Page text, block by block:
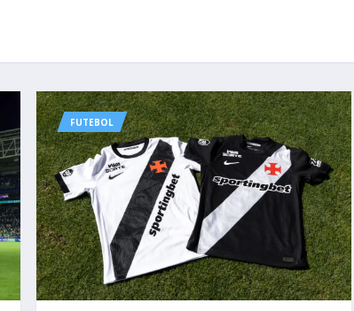
FUTEBOL